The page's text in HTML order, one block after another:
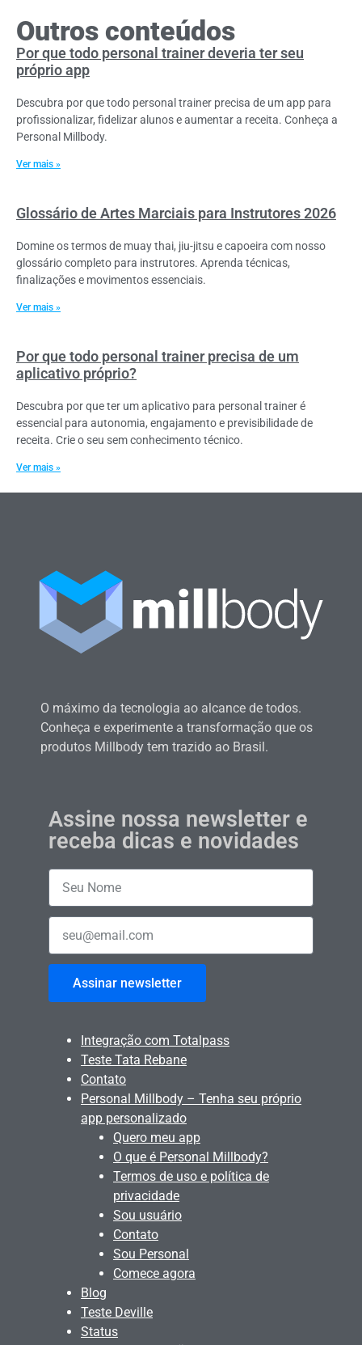
Outros conteúdos
Por que todo personal trainer deveria ter seu
próprio app
Descubra por que todo personal trainer precisa de um app para
profissionalizar, fidelizar alunos e aumentar a receita. Conheça a
Personal Millbody.
Ver mais »
Glossário de Artes Marciais para Instrutores 2026
Domine os termos de muay thai, jiu-jitsu e capoeira com nosso
glossário completo para instrutores. Aprenda técnicas,
finalizações e movimentos essenciais.
Ver mais »
Por que todo personal trainer precisa de um
aplicativo próprio?
Descubra por que ter um aplicativo para personal trainer é
essencial para autonomia, engajamento e previsibilidade de
receita. Crie o seu sem conhecimento técnico.
Ver mais »
O máximo da tecnologia ao alcance de todos.
Conheça e experimente a transformação que os
produtos Millbody tem trazido ao Brasil.
Assine nossa newsletter e
receba dicas e novidades
Assinar newsletter
Integração com Totalpass
Teste Tata Rebane
Contato
Personal Millbody – Tenha seu próprio
app personalizado
Quero meu app
O que é Personal Millbody?
Termos de uso e política de
privacidade
Sou usuário
Contato
Sou Personal
Comece agora
Blog
Teste Deville
Status